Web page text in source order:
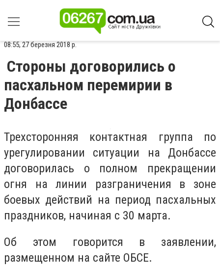
08:55, 27 березня 2018 р.
Стороны договорились о
пасхальном перемирии в
Донбассе
Трехсторонняя контактная группа по
урегулировании ситуации на Донбассе
договорилась о полном прекращении
огня на линии разграничения в зоне
боевых действий на период пасхальных
праздников, начиная с 30 марта.
Об этом говорится в заявлении,
размещенном на сайте ОБСЕ.